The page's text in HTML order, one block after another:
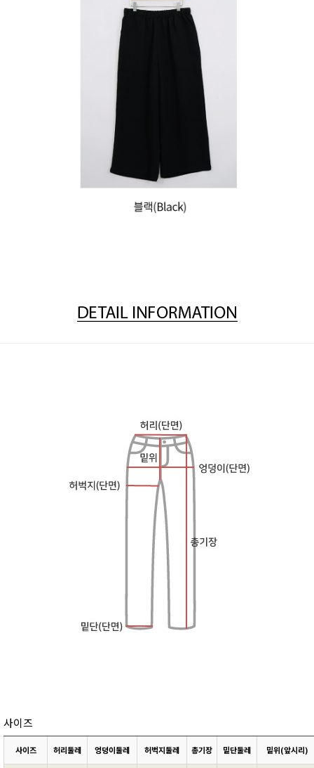
사이즈
사이즈 허리둘레 엉덩이둘레 허벅지둘레 총기장 밑단둘레 밑위(앞시리)